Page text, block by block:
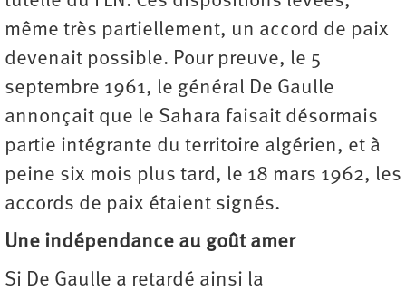
même très partiellement, un accord de paix
devenait possible. Pour preuve, le 5
septembre 1961, le général De Gaulle
annonçait que le Sahara faisait désormais
partie intégrante du territoire algérien, et à
peine six mois plus tard, le 18 mars 1962, les
accords de paix étaient signés.
Une indépendance au goût amer
Si De Gaulle a retardé ainsi la